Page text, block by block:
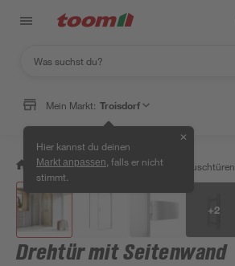
Mein Markt: Troisdorf
Hier kannst du deinen
Markt anpassen , falls er nicht
stimmt.
✕
/ Bad & Sanitär / Duschen Duschtüren
+2
Drehtür mit Seitenwand